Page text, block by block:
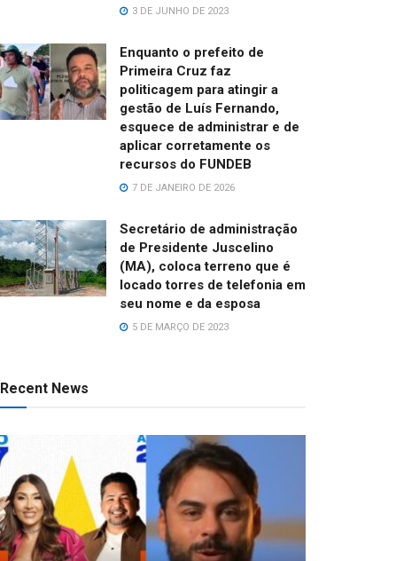
3 DE JUNHO DE 2023
Enquanto o prefeito de
Primeira Cruz faz
politicagem para atingir a
gestão de Luís Fernando,
esquece de administrar e de
aplicar corretamente os
recursos do FUNDEB
7 DE JANEIRO DE 2026
Secretário de administração
de Presidente Juscelino
(MA), coloca terreno que é
locado torres de telefonia em
seu nome e da esposa
5 DE MARÇO DE 2023
Recent News